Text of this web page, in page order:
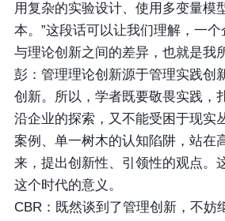
用复杂的实验设计、使用多变量模
本。”这段话可以让我们理解，一个
与理论创新之间的差异，也就是我
彭：管理理论创新源于管理实践创
创新。所以，学者既要敬畏实践，
沿企业的探索，又不能受困于现实
案例、单一树木的认知陷阱，站在
来，提出创新性、引领性的观点。
这个时代的意义。
CBR：既然谈到了管理创新，不妨